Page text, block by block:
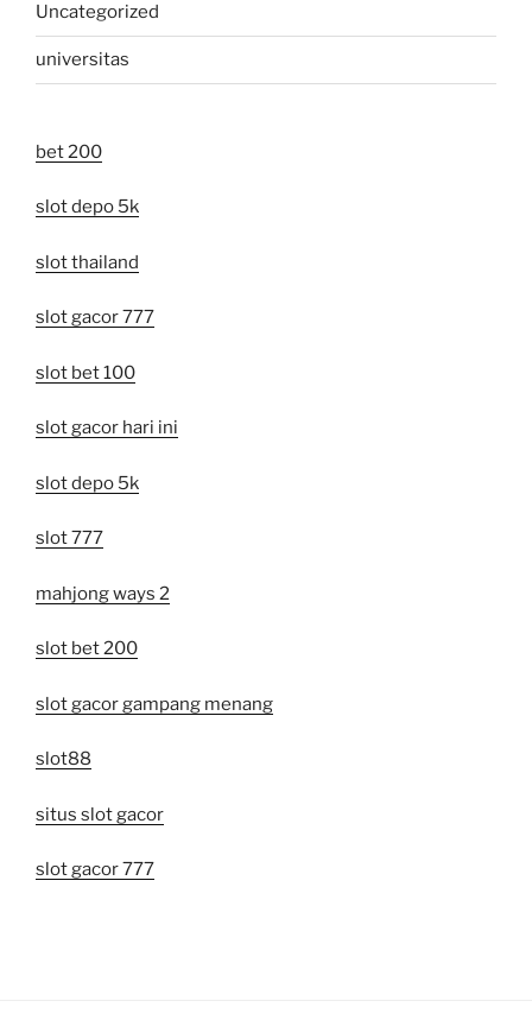
Uncategorized
universitas
bet 200
slot depo 5k
slot thailand
slot gacor 777
slot bet 100
slot gacor hari ini
slot depo 5k
slot 777
mahjong ways 2
slot bet 200
slot gacor gampang menang
slot88
situs slot gacor
slot gacor 777